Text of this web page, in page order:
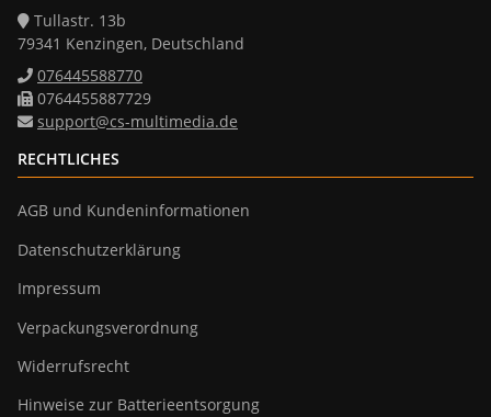
Tullastr. 13b
79341 Kenzingen, Deutschland
076445588770
0764455887729
support@cs-multimedia.de
RECHTLICHES
AGB und Kundeninformationen
Datenschutzerklärung
Impressum
Verpackungsverordnung
Widerrufsrecht
Hinweise zur Batterieentsorgung